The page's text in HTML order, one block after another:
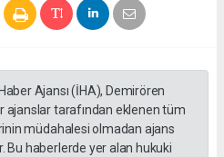
Ajansı (İHA), Demirören
ajanslar tarafından eklenen tüm
müdahalesi olmadan ajans
Bu haberlerde yer alan hukuki